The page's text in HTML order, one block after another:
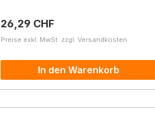
Regulärer Preis:
26,29 CHF
Preise exkl. MwSt. zzgl. Versandkosten
In den Warenkorb